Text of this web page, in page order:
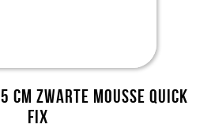
zwarte mousse quick
fix